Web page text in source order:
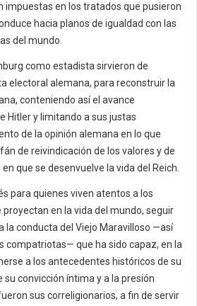
impuestas en los tratados que pusieron
hacia planos de igualdad con las
del mundo.
como estadista sirvieron de
electoral alemana, para reconstruir la
conteniendo así el avance
Hitler y limitando a sus justas
de la opinión alemana en lo que
de reivindicación de los valores y de
que se desenvuelve la vida del Reich.
para quienes viven atentos a los
en la vida del mundo, seguir
la conducta del Viejo Maravilloso —así
compatriotas— que ha sido capaz, en la
a los antecedentes históricos de su
su convicción íntima y a la presión
sus correligionarios, a fin de servir